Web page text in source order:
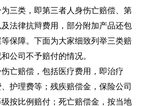
三类，即第三者人身伤亡赔偿、第
法律抗辩费用，部分附加产品还包
保障。下面为大家细致列举三类赔
公司不予赔付的情况。
亡赔偿，包括医疗费用，即治疗
护理费等；残疾赔偿金，保险公司
按比例赔付；死亡赔偿金，按当地